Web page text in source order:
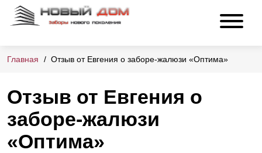
Главная Отзыв от Евгения о заборе-жалюзи «Оптима»
Отзыв от Евгения о
заборе-жалюзи
«Оптима»